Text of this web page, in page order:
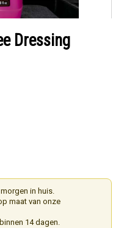
Dressing
in huis.
maat van onze
14 dagen.